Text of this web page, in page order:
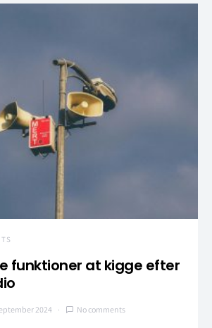
funktioner at kigge efter
2024 No comments